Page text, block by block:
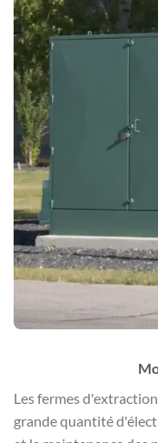
Les fermes
grande quantité